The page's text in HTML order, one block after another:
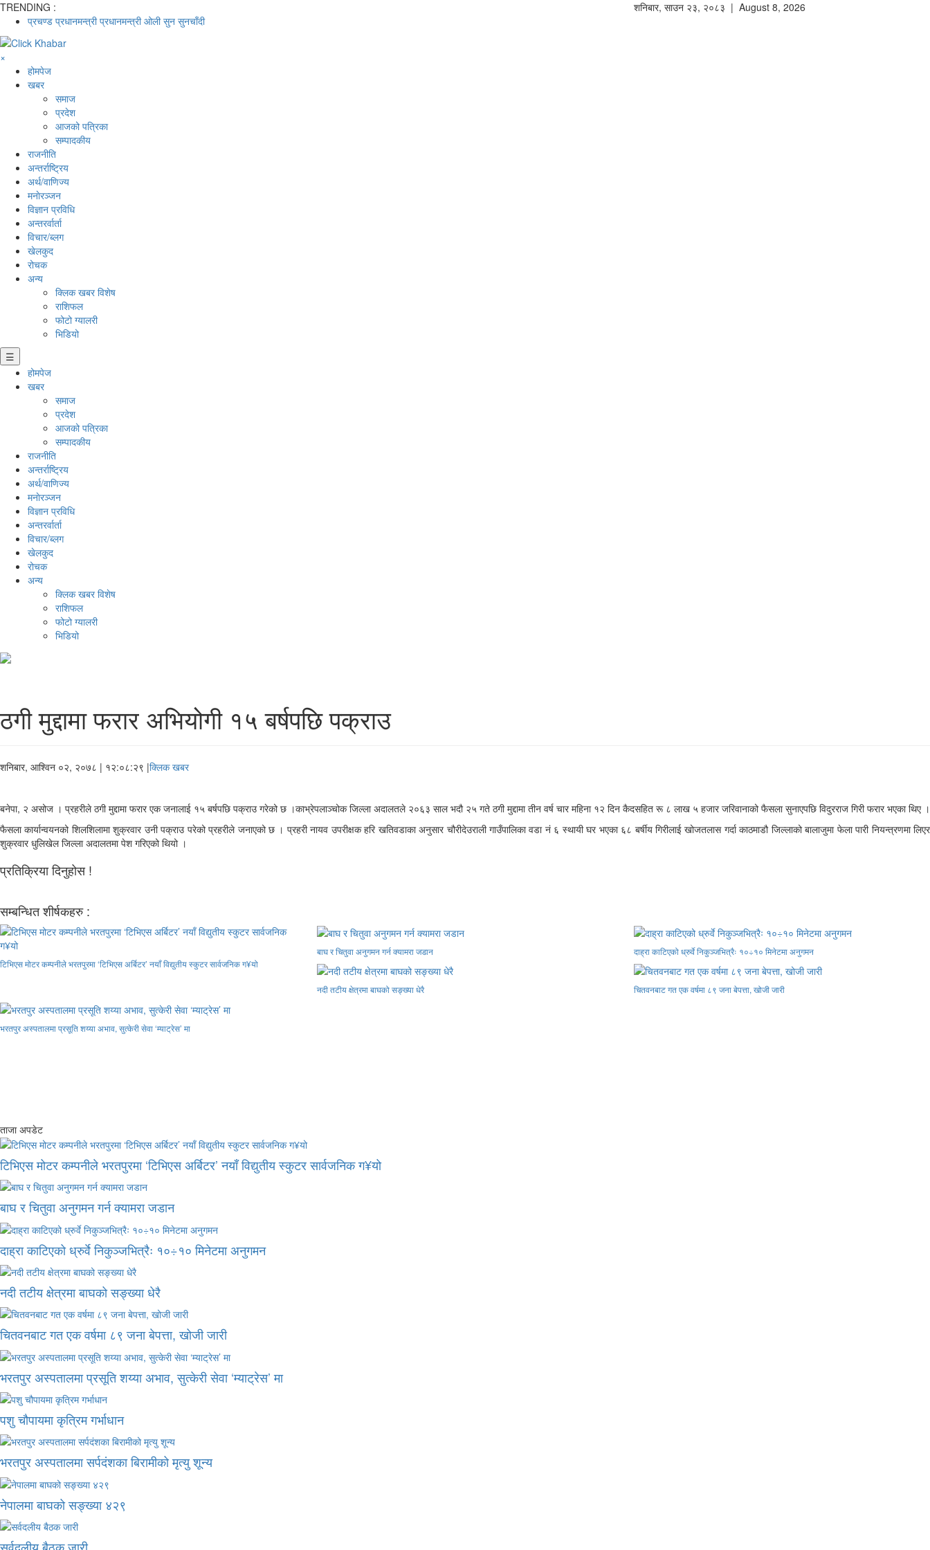
TRENDING :
प्रचण्ड प्रधानमन्त्री प्रधानमन्त्री ओली सुन सुनचाँदी
शनिबार, साउन २३, २०८३ | August 8, 2026
×
होमपेज
खबर
समाज
प्रदेश
आजको पत्रिका
सम्पादकीय
राजनीति
अन्तर्राष्ट्रिय
अर्थ/वाणिज्य
मनाेरञ्जन
विज्ञान प्रविधि
अन्तरर्वार्ता
विचार/ब्लग
खेलकुद
रोचक
अन्य
क्लिक खबर विशेष
राशिफल
फोटो ग्यालरी
भिडियो
☰
होमपेज
खबर
समाज
प्रदेश
आजको पत्रिका
सम्पादकीय
राजनीति
अन्तर्राष्ट्रिय
अर्थ/वाणिज्य
मनाेरञ्जन
विज्ञान प्रविधि
अन्तरर्वार्ता
विचार/ब्लग
खेलकुद
रोचक
अन्य
क्लिक खबर विशेष
राशिफल
फोटो ग्यालरी
भिडियो
ठगी मुद्दामा फरार अभियोगी १५ बर्षपछि पक्राउ
शनिबार, आश्विन ०२, २०७८ | १२:०८:२९ |क्लिक खबर
बनेपा, २ असोज । प्रहरीले ठगी मुद्दामा फरार एक जनालाई १५ बर्षपछि पक्राउ गरेको छ ।काभ्रेपलाञ्चोक जिल्ला अदालतले २०६३ साल भदौ २५ गते ठगी मुद्दामा तीन वर्ष चार महिना १२ दिन कैदसहित रू ८ लाख ५ हजार जरिवानाको फैसला सुनाएपछि विदुरराज गिरी फरार भएका थिए ।
फैसला कार्यान्वयनको शिलशिलामा शुक्रवार उनी पक्राउ परेको प्रहरीले जनाएको छ । प्रहरी नायव उपरीक्षक हरि खतिवडाका अनुसार चौरीदेउराली गाउँपालिका वडा नं ६ स्थायी घर भएका ६८ बर्षीय गिरीलाई खोजतलास गर्दा काठमाडौ जिल्लाको बालाजुमा फेला पारी नियन्त्रणमा लिएर
शुक्रवार धुलिखेल जिल्ला अदालतमा पेश गरिएको थियो ।
प्रतिक्रिया दिनुहोस !
सम्बन्धित शीर्षकहरु :
टिभिएस मोटर कम्पनीले भरतपुरमा ‘टिभिएस अर्बिटर’ नयाँ विद्युतीय स्कुटर सार्वजनिक ग¥यो
बाघ र चितुवा अनुगमन गर्न क्यामरा जडान दाह्रा काटिएको ध्रुर्वे निकुञ्जभित्रैः १०÷१० मिनेटमा अनुगमन
नदी तटीय क्षेत्रमा बाघको सङ्ख्या धेरै चितवनबाट गत एक वर्षमा ८९ जना बेपत्ता, खोजी जारी
भरतपुर अस्पतालमा प्रसूति शय्या अभाव, सुत्केरी सेवा ‘म्याट्रेस’ मा
ताजा अपडेट
टिभिएस मोटर कम्पनीले भरतपुरमा ‘टिभिएस अर्बिटर’ नयाँ विद्युतीय स्कुटर सार्वजनिक ग¥यो
बाघ र चितुवा अनुगमन गर्न क्यामरा जडान
दाह्रा काटिएको ध्रुर्वे निकुञ्जभित्रैः १०÷१० मिनेटमा अनुगमन
नदी तटीय क्षेत्रमा बाघको सङ्ख्या धेरै
चितवनबाट गत एक वर्षमा ८९ जना बेपत्ता, खोजी जारी
भरतपुर अस्पतालमा प्रसूति शय्या अभाव, सुत्केरी सेवा ‘म्याट्रेस’ मा
पशु चौपायमा कृत्रिम गर्भाधान
भरतपुर अस्पतालमा सर्पदंशका बिरामीको मृत्यु शून्य
नेपालमा बाघको सङ्ख्या ४२९